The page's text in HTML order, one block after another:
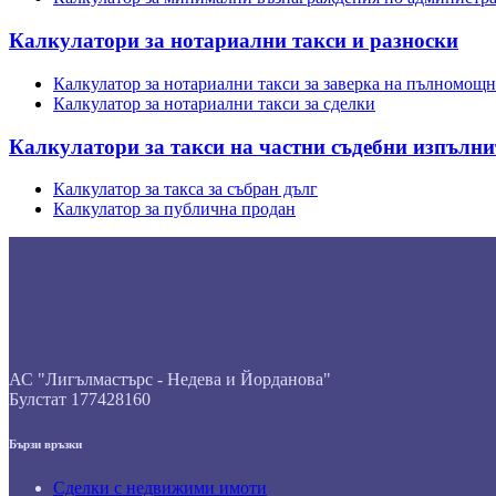
Калкулатори за нотариални такси и разноски
Калкулатор за нотариални такси за заверка на
Калкулатор за нотариални такси за сделки
Калкулатори за такси на частни съдебни
Калкулатор за такса за събран дълг
Калкулатор за публична продан
АС "Лигълмастърс - Недева и Йорданова"
Булстат 177428160
Бързи връзки
Сделки с недвижими имоти